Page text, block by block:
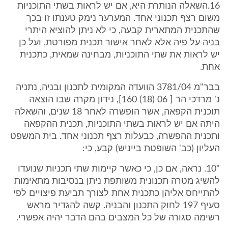
16.השאלה הנותרת היא, אם יש לראות בשתי התוכניות
משום רצף תכנוני אחד. המערער נימק טענתו זו בכך
שהתכנית המתארית קבעה, כי לא ניתן להוציא היתרי
בניה על פיה אלא לאחר אישור תכנית מפורטת, ועל כן
יש לראות את שתי התוכניות, מבחינה שמאית, כתכנית
אחת.
בבר"מ 3781/04 הוועדה המקומית לתכנון ובניה, נתניה
נ' מרדכי הר [ 06 (18) 160], נידון מקרה שבו הוצאה
תוכנית הקפאה, אשר הופשרה לאחר 18 שנים, והשאלה
היתה אם יש לראות בשתי התוכניות, תכנית ההקפאה
ותכנית ההפשרה, כבעלות רצף תכנוני אחד. בית המשפט
העליון (כב' השופטת בייניש) קבע, כי:
"10. נראה, אם כן, כי כאשר קיימות שתי תכניות שנועדו
להשיג מטרה תכנונית משותפת ניתן בנסיבות מתאימות
להתייחס אליהן כתכנית אחת לצורך תביעת פיצויים לפי
סעיף 197 לחוק התכנון והבניה. קשה להגדיר מראש
רשימה סגורה של כל המצבים בהם הדבר יהיה אפשרי.